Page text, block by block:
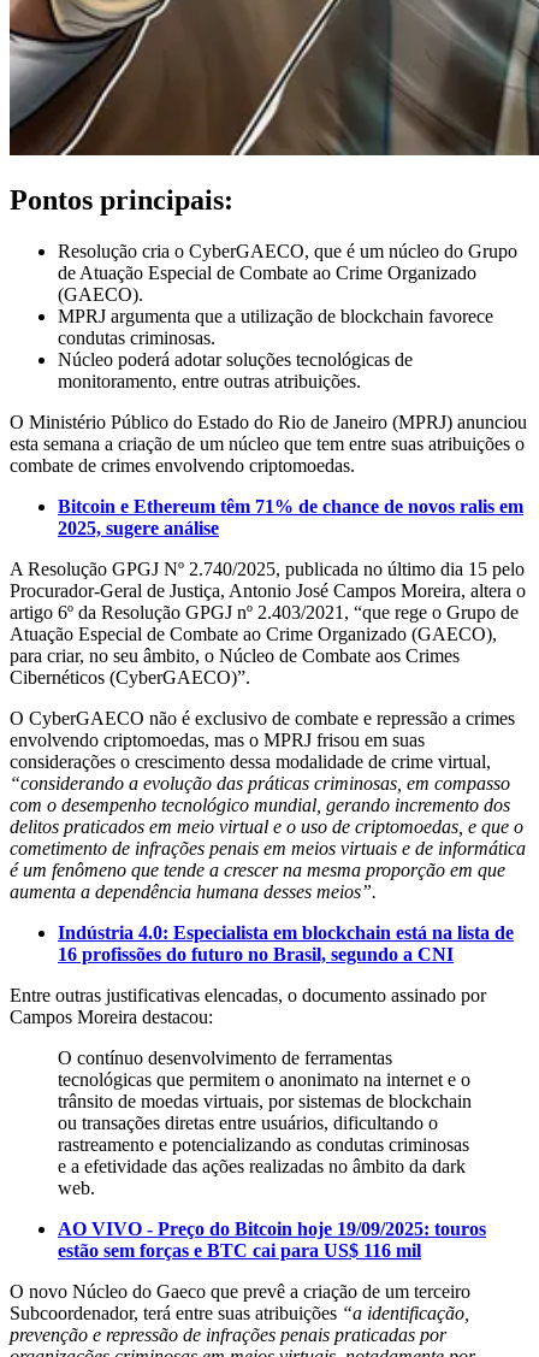
Pontos principais:
Resolução cria o CyberGAECO, que é um núcleo do Grupo
de Atuação Especial de Combate ao Crime Organizado
(GAECO).
MPRJ argumenta que a utilização de blockchain favorece
condutas criminosas.
Núcleo poderá adotar soluções tecnológicas de
monitoramento, entre outras atribuições.
O Ministério Público do Estado do Rio de Janeiro (MPRJ) anunciou
esta semana a criação de um núcleo que tem entre suas atribuições o
combate de crimes envolvendo criptomoedas.
Bitcoin e Ethereum têm 71% de chance de novos ralis em
2025, sugere análise
A Resolução GPGJ Nº 2.740/2025, publicada no último dia 15 pelo
Procurador-Geral de Justiça, Antonio José Campos Moreira, altera o
artigo 6º da Resolução GPGJ nº 2.403/2021, “que rege o Grupo de
Atuação Especial de Combate ao Crime Organizado (GAECO),
para criar, no seu âmbito, o Núcleo de Combate aos Crimes
Cibernéticos (CyberGAECO)”.
O CyberGAECO não é exclusivo de combate e repressão a crimes
envolvendo criptomoedas, mas o MPRJ frisou em suas
considerações o crescimento dessa modalidade de crime virtual,
“considerando a evolução das práticas criminosas, em compasso
com o desempenho tecnológico mundial, gerando incremento dos
delitos praticados em meio virtual e o uso de criptomoedas, e que o
cometimento de infrações penais em meios virtuais e de informática
é um fenômeno que tende a crescer na mesma proporção em que
aumenta a dependência humana desses meios”.
Indústria 4.0: Especialista em blockchain está na lista de
16 profissões do futuro no Brasil, segundo a CNI
Entre outras justificativas elencadas, o documento assinado por
Campos Moreira destacou:
O contínuo desenvolvimento de ferramentas
tecnológicas que permitem o anonimato na internet e o
trânsito de moedas virtuais, por sistemas de blockchain
ou transações diretas entre usuários, dificultando o
rastreamento e potencializando as condutas criminosas
e a efetividade das ações realizadas no âmbito da dark
web.
AO VIVO - Preço do Bitcoin hoje 19/09/2025: touros
estão sem forças e BTC cai para US$ 116 mil
O novo Núcleo do Gaeco que prevê a criação de um terceiro
Subcoordenador, terá entre suas atribuições “a identificação,
prevenção e repressão de infrações penais praticadas por